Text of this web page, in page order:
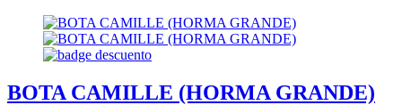
BOTA CAMILLE (HORMA GRANDE)